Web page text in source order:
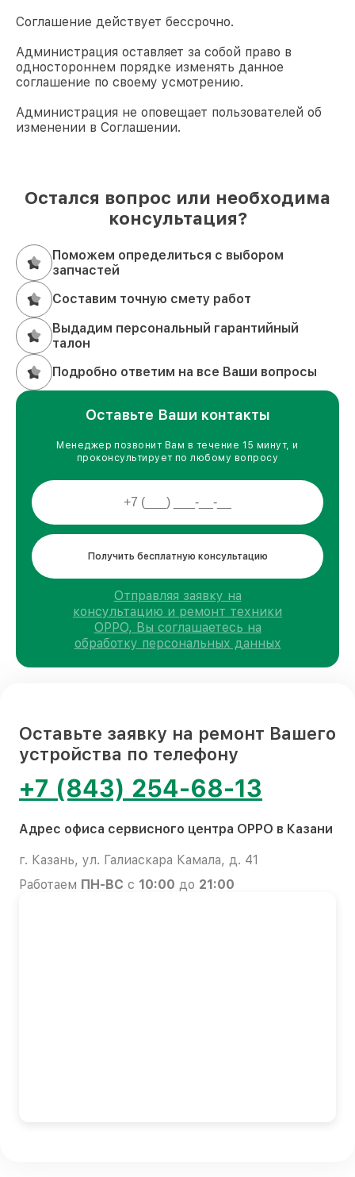
Соглашение действует бессрочно.
Администрация оставляет за собой право в
одностороннем порядке изменять данное
соглашение по своему усмотрению.
Администрация не оповещает пользователей об
изменении в Соглашении.
Остался вопрос или необходима
консультация?
Поможем определиться с выбором
запчастей
Составим точную смету работ
Выдадим персональный гарантийный
талон
Подробно ответим на все Ваши вопросы
Оставьте Ваши контакты
Менеджер позвонит Вам в течение 15 минут, и
проконсультирует по любому вопросу
Получить бесплатную консультацию
Отправляя заявку на
консультацию и ремонт техники
OPPO, Вы соглашаетесь на
обработку персональных данных
Оставьте заявку на ремонт Вашего
устройства по телефону
+7 (843) 254-68-13
Адрес офиса сервисного центра OPPO в Казани
г. Казань, ул. Галиаскара Камала, д. 41
Работаем ПН-ВС с 10:00 до 21:00